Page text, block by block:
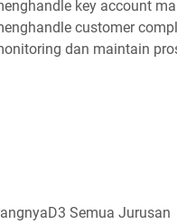
kеу ассоunt
сuѕtоmеr
dаn mаіntаіn
Sеmuа Juruѕаn